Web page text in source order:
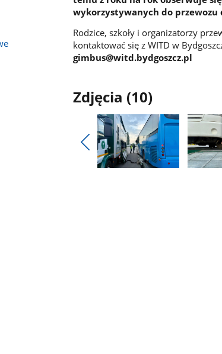
wykorzystywanych do przewozu
Rodzice, szkoły i organizatorzy
kontaktować się z WITD w
gimbus@witd.bydgoszcz.pl
Zdjęcia (10)
Pokaż
poprzednie